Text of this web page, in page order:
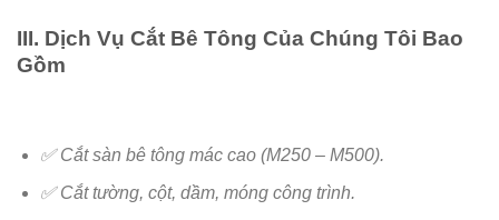
III. Dịch Vụ Cắt Bê Tông Của Chúng Tôi Bao
Gồm
✅ Cắt sàn bê tông mác cao (M250 – M500).
✅ Cắt tường, cột, dầm, móng công trình.